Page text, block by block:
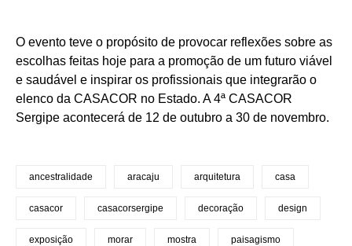
O evento teve o propósito de provocar reflexões sobre as
escolhas feitas hoje para a promoção de um futuro viável
e saudável e inspirar os profissionais que integrarão o
elenco da CASACOR no Estado. A 4ª CASACOR
Sergipe acontecerá de 12 de outubro a 30 de novembro.
ancestralidade aracaju arquitetura casa
casacor casacorsergipe decoração design
exposição morar mostra paisagismo